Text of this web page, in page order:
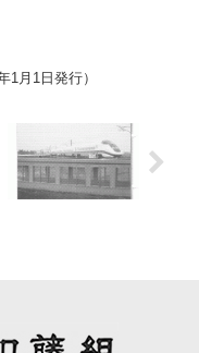
1月1日発行）